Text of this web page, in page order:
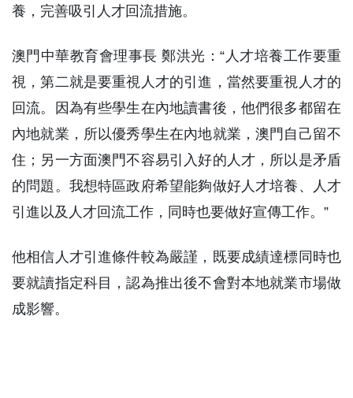
養，完善吸引人才回流措施。
澳門中華教育會理事長 鄭洪光：“人才培養工作要重
視，第二就是要重視人才的引進，當然要重視人才的
回流。因為有些學生在內地讀書後，他們很多都留在
內地就業，所以優秀學生在內地就業，澳門自己留不
住；另一方面澳門不容易引入好的人才，所以是矛盾
的問題。我想特區政府希望能夠做好人才培養、人才
引進以及人才回流工作，同時也要做好宣傳工作。”
他相信人才引進條件較為嚴謹，既要成績達標同時也
要就讀指定科目，認為推出後不會對本地就業市場做
成影響。